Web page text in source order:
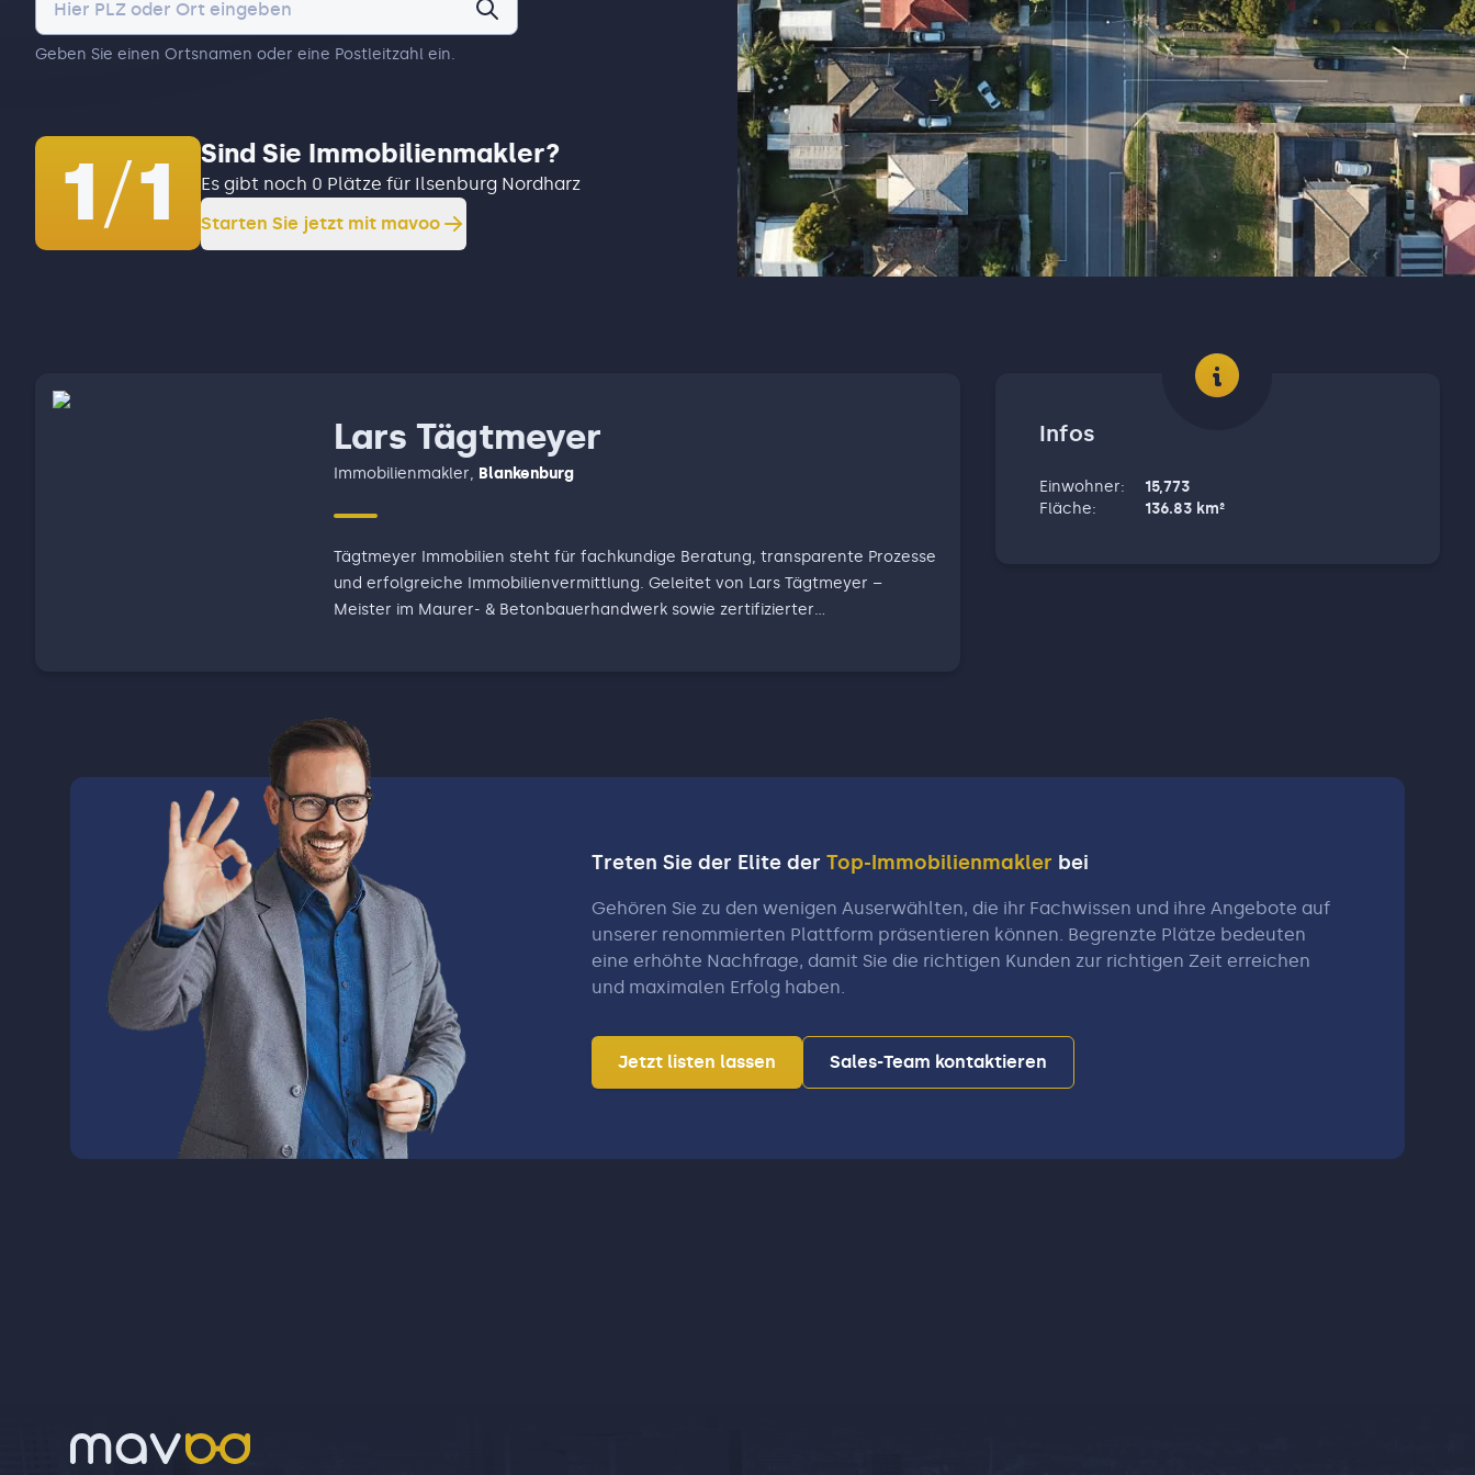
Geben Sie einen Ortsnamen oder eine Postleitzahl ein.
1/1 Sind Sie Immobilienmakler?
Es gibt noch 0 Plätze für Ilsenburg Nordharz
Starten Sie jetzt mit mavoo
Lars Tägtmeyer
Immobilienmakler, Blankenburg
Tägtmeyer Immobilien steht für fachkundige Beratung, transparente Prozesse
und erfolgreiche Immobilienvermittlung. Geleitet von Lars Tägtmeyer –
Meister im Maurer- & Betonbauerhandwerk sowie zertifizierter
Vertragsabschluss und sorgt für realistische Bewertungen, starke Vermarktung
und persönliche Betreuung.
Infos
Einwohner:
15,773
Fläche: 136.83 km²
Treten Sie der Elite der Top-Immobilienmakler bei
Gehören Sie zu den wenigen Auserwählten, die ihr Fachwissen und ihre Angebote auf
unserer renommierten Plattform präsentieren können. Begrenzte Plätze bedeuten
eine erhöhte Nachfrage, damit Sie die richtigen Kunden zur richtigen Zeit erreichen
und maximalen Erfolg haben.
Jetzt listen lassen Sales-Team kontaktieren